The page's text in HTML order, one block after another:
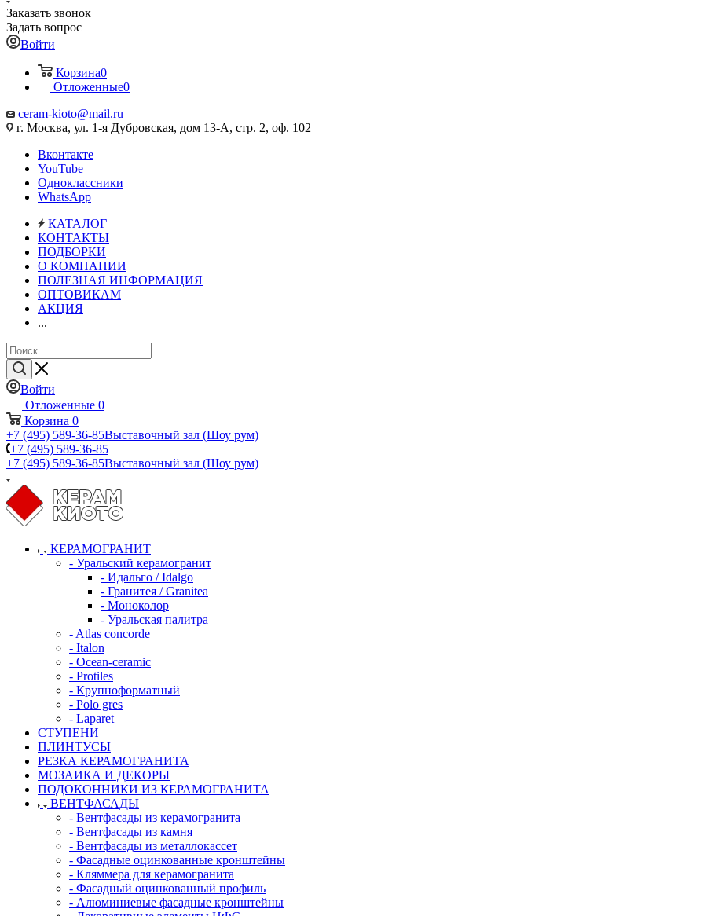
Заказать звонок
Задать вопрос
Войти
Корзина0
Отложенные0
ceram-kioto@mail.ru
г. Москва, ул. 1-я Дубровская, дом 13-А, стр. 2, оф. 102
Вконтакте
YouTube
Одноклассники
WhatsApp
КАТАЛОГ
КОНТАКТЫ
ПОДБОРКИ
О КОМПАНИИ
ПОЛЕЗНАЯ ИНФОРМАЦИЯ
ОПТОВИКАМ
АКЦИЯ
...
Войти
Отложенные 0
Корзина 0
+7 (495) 589-36-85Выставочный зал (Шоу рум)
+7 (495) 589-36-85
+7 (495) 589-36-85Выставочный зал (Шоу рум)
КЕРАМОГРАНИТ
- Уральский керамогранит
- Идальго / Idalgo
- Гранитея / Granitea
- Моноколор
- Уральская палитра
- Atlas concorde
- Italon
- Ocean-ceramic
- Protiles
- Крупноформатный
- Polo gres
- Laparet
СТУПЕНИ
ПЛИНТУСЫ
РЕЗКА КЕРАМОГРАНИТА
МОЗАИКА И ДЕКОРЫ
ПОДОКОННИКИ ИЗ КЕРАМОГРАНИТА
ВЕНТФАСАДЫ
- Вентфасады из керамогранита
- Вентфасады из камня
- Вентфасады из металлокассет
- Фасадные оцинкованные кронштейны
- Кляммера для керамогранита
- Фасадный оцинкованный профиль
- Алюминиевые фасадные кронштейны